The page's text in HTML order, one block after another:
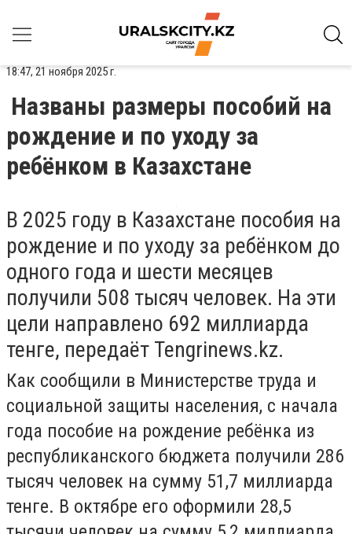
18:47, 21 ноября 2025 г.
Названы размеры пособий на
рождение и по уходу за
ребёнком в Казахстане
В 2025 году в Казахстане пособия на
рождение и по уходу за ребёнком до
одного года и шести месяцев
получили 508 тысяч человек. На эти
цели направлено 692 миллиарда
тенге, передаёт Tengrinews.kz.
Как сообщили в Министерстве труда и
социальной защиты населения, с начала
года пособие на рождение ребёнка из
республиканского бюджета получили 286
тысяч человек на сумму 51,7 миллиарда
тенге. В октябре его оформили 28,5